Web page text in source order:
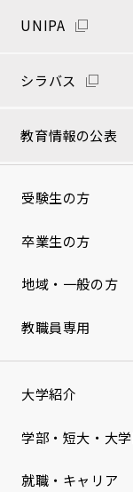
UNIPA
シラバス
教育情報の公表
受験生の方
卒業生の方
地域・一般の方
教職員専用
大学紹介
学部・短大・大
就職・キャリア